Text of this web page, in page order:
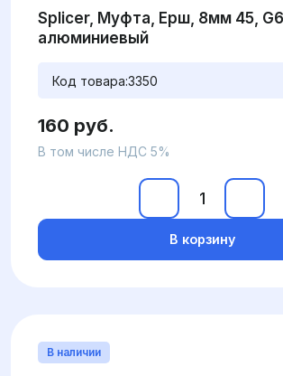
Splicer, Муфта, Ерш, 8мм 45,
алюминиевый
Код товара:3350
160 руб.
В том числе НДС 5%
В корзину
В наличии